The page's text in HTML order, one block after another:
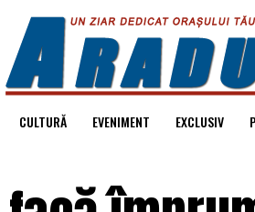
CULTURĂ EVENIMENT EXCLUSIV